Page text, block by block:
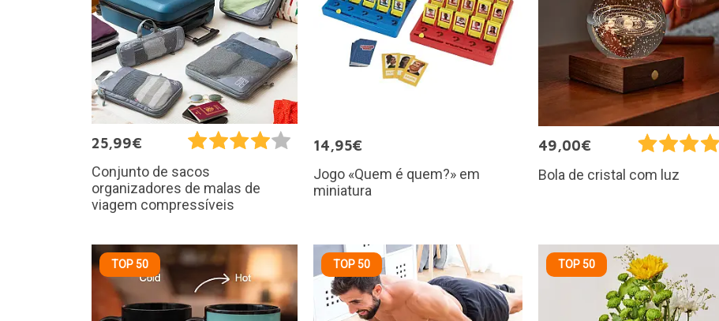
25,99€
Conjunto de sacos
organizadores de malas de
viagem compressíveis
14,95€
Jogo «Quem é quem?» em
miniatura
49,00€
Bola de cristal com luz
TOP 50 TOP 50 TOP 50